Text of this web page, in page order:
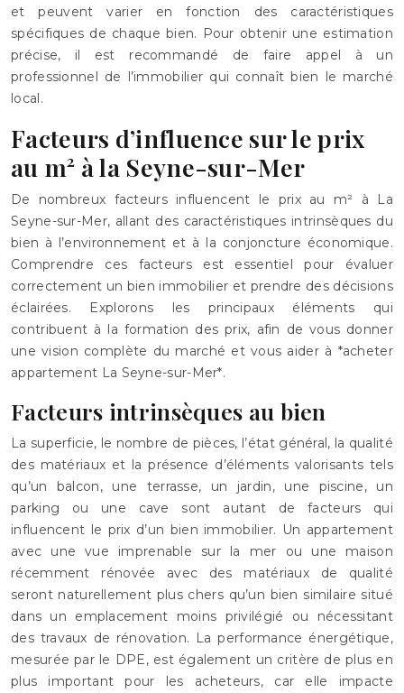
et peuvent varier en fonction des caractéristiques
spécifiques de chaque bien. Pour obtenir une estimation
précise, il est recommandé de faire appel à un
professionnel de l’immobilier qui connaît bien le marché
local.
Facteurs d’influence sur le prix
au m² à la Seyne-sur-Mer
De nombreux facteurs influencent le prix au m² à La
Seyne-sur-Mer, allant des caractéristiques intrinsèques du
bien à l’environnement et à la conjoncture économique.
Comprendre ces facteurs est essentiel pour évaluer
correctement un bien immobilier et prendre des décisions
éclairées. Explorons les principaux éléments qui
contribuent à la formation des prix, afin de vous donner
une vision complète du marché et vous aider à *acheter
appartement La Seyne-sur-Mer*.
Facteurs intrinsèques au bien
La superficie, le nombre de pièces, l’état général, la qualité
des matériaux et la présence d’éléments valorisants tels
qu’un balcon, une terrasse, un jardin, une piscine, un
parking ou une cave sont autant de facteurs qui
influencent le prix d’un bien immobilier. Un appartement
avec une vue imprenable sur la mer ou une maison
récemment rénovée avec des matériaux de qualité
seront naturellement plus chers qu’un bien similaire situé
dans un emplacement moins privilégié ou nécessitant
des travaux de rénovation. La performance énergétique,
mesurée par le DPE, est également un critère de plus en
plus important pour les acheteurs, car elle impacte